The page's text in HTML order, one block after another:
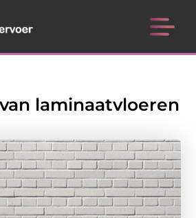
laminaatvloeren